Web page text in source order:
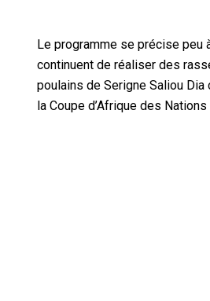
Le programme se précise peu
continuent de réaliser des
poulains de Serigne Saliou
la Coupe d’Afrique des